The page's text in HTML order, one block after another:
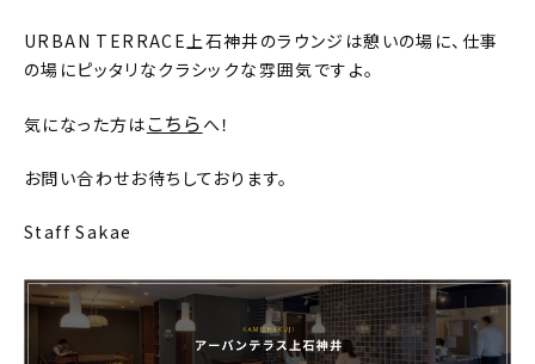
URBAN TERRACE上石神井のラウンジは憩いの場に、仕事
の場にピッタリなクラシックな雰囲気ですよ。
気になった方はこちら へ！
お問い合わせお待ちしております。
Staff Sakae